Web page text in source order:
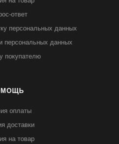
ответ
персональных данных
персональных данных
покупателю
оплаты
доставки
на товар